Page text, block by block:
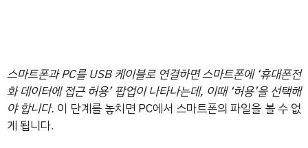
스마트폰과 PC를 USB 케이블로 연결하면 스마트폰에 ‘휴대폰전
화 데이터에 접근 허용’ 팝업이 나타나는데, 이때 ‘허용’을 선택해
야 합니다. 이 단계를 놓치면 PC에서 스마트폰의 파일을 볼 수 없
게 됩니다.